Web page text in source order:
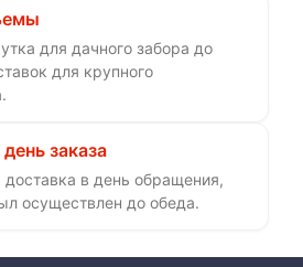
для дачного забора до
для крупного
заказа
доставка в день обращения,
осуществлен до обеда.